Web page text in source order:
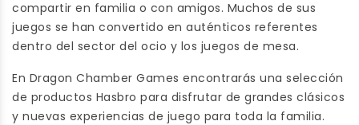
compartir en familia o con amigos. Muchos de sus
juegos se han convertido en auténticos referentes
dentro del sector del ocio y los juegos de mesa.
En Dragon Chamber Games encontrarás una selección
de productos Hasbro para disfrutar de grandes clásicos
y nuevas experiencias de juego para toda la familia.